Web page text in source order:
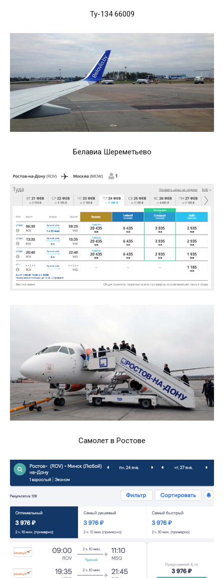
Ту-134 66009
Белавиа Шереметьево
Самолет в Ростове